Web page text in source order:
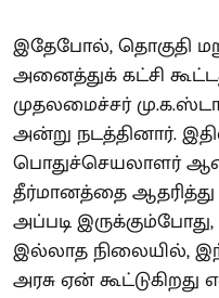
இதேபோல், தொகுதி
அனைத்துக் கட்சி
முதலமைச்சர்
அன்று நடத்தினார்.
பொதுச்செயலாளர்
தீர்மானத்தை
அப்படி
இல்லாத நிலையில்,
அரசு ஏன்